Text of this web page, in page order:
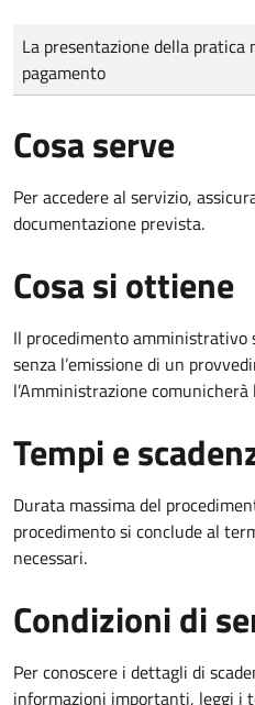
Tipo di pagamento
Importo
La presentazione della pratica
pagamento
Cosa serve
Per accedere al servizio,
documentazione prevista.
Cosa si ottiene
Il procedimento amministrativo
senza l’emissione di un
l’Amministrazione comunicherà
Tempi e
Durata massima del
procedimento si conclude al
necessari.
Condizioni di
Per conoscere i dettagli di
informazioni importanti, leggi i